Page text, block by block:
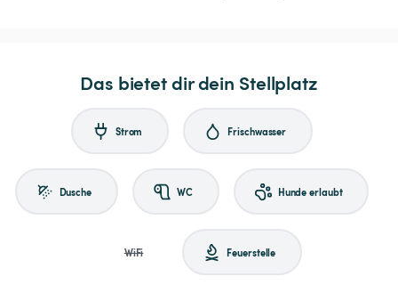
Das bietet dir dein Stellplatz
Strom Frischwasser
Dusche WC Hunde erlaubt
WiFi Feuerstelle